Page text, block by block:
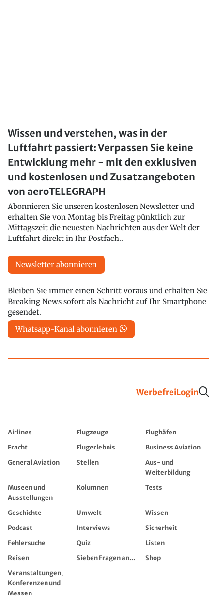
Wissen und verstehen, was in der
Luftfahrt passiert: Verpassen Sie keine
Entwicklung mehr - mit den exklusiven
und kostenlosen und Zusatzangeboten
von aeroTELEGRAPH
Abonnieren Sie unseren kostenlosen Newsletter und
erhalten Sie von Montag bis Freitag pünktlich zur
Mittagszeit die neuesten Nachrichten aus der Welt der
Luftfahrt direkt in Ihr Postfach..
Newsletter abonnieren
Bleiben Sie immer einen Schritt voraus und erhalten Sie
Breaking News sofort als Nachricht auf Ihr Smartphone
gesendet.
Whatsapp-Kanal abonnieren
WerbefreiLogin
Airlines Flugzeuge
Flughäfen
Fracht
Flugerlebnis
Business Aviation
General Aviation
Stellen
Aus- und
Weiterbildung
Museen und
Ausstellungen
Kolumnen Tests
Geschichte Umwelt
Wissen
Podcast
Interviews
Sicherheit
Fehlersuche
Quiz
Listen
Reisen
Sieben Fragen an...
Shop
Veranstaltungen,
Konferenzen und
Messen